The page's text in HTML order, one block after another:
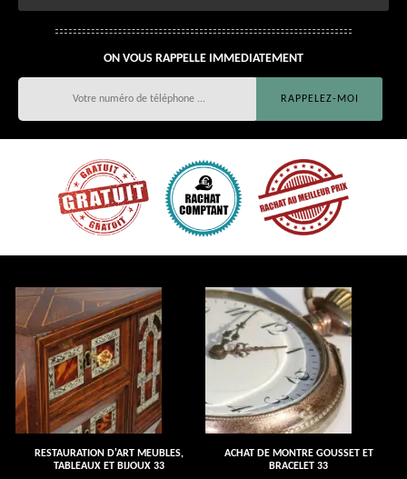
ON VOUS RAPPELLE IMMEDIATEMENT
RESTAURATION D'ART MEUBLES,
TABLEAUX ET BIJOUX 33
ACHAT DE MONTRE GOUSSET ET
BRACELET 33